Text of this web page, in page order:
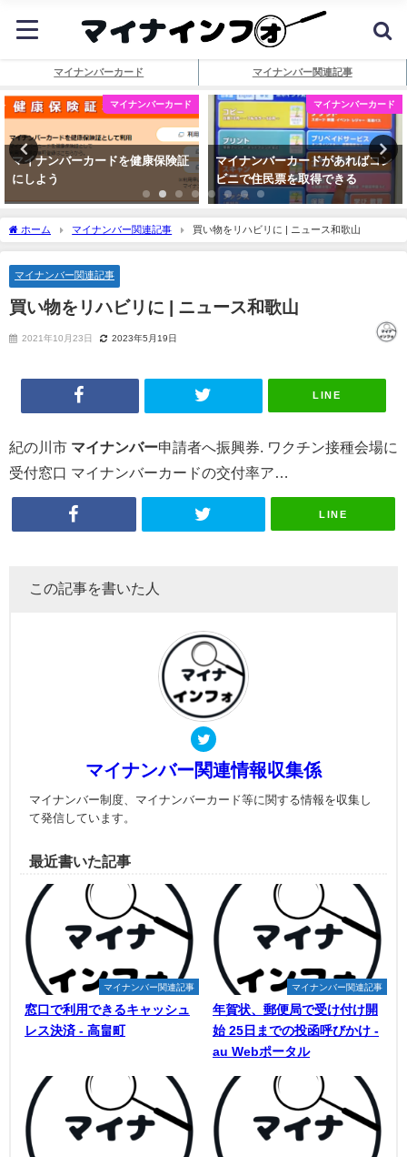
マイナンバーカード マイナンバー関連記事
マイナンバーカード
マイナンバーカードを健康保険証
にしよう
マイナンバーカード
マイナンバーカードがあればコン
ビニで住民票を取得できる
ホーム マイナンバー関連記事 買い物をリハビリに | ニュース和歌山
マイナンバー関連記事
買い物をリハビリに | ニュース和歌山
2021年10月23日 2023年5月19日
LINE
紀の川市 マイナンバー申請者へ振興券. ワクチン接種会場に
受付窓口 マイナンバーカードの交付率ア…
LINE
この記事を書いた人
マイナンバー関連情報収集係
マイナンバー制度、マイナンバーカード等に関する情報を収集し
て発信しています。
最近書いた記事
マイナンバー関連記事
窓口で利用できるキャッシュ
レス決済 - 高畠町
マイナンバー関連記事
年賀状、郵便局で受け付け開
始 25日までの投函呼びかけ -
au Webポータル